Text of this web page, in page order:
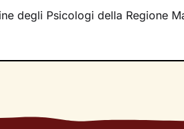
di riscoprire alcune tue qualità
interiori che ti permetteranno di
degli Psicologi della Regione